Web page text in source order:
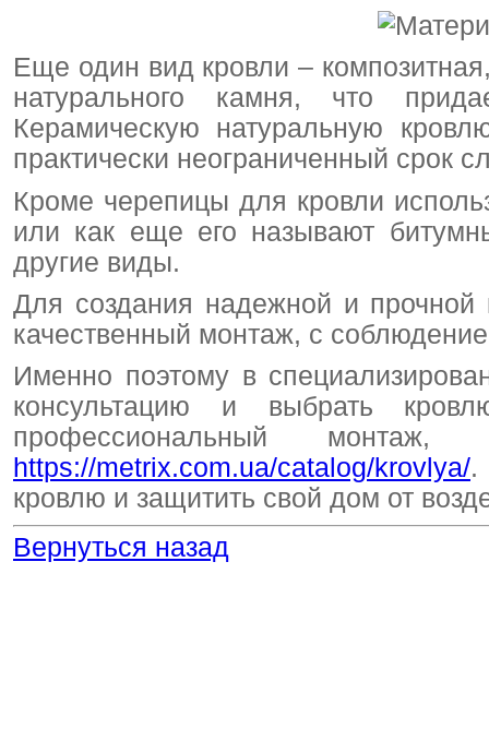
Еще один вид кровли –
натурального камня, что
Керамическую натуральную
практически неограниченный срок
Кроме черепицы для кровли
или как еще его называют
другие виды.
Для создания надежной и
качественный монтаж, с
Именно поэтому в
консультацию и выбрать
профессиональный
https://metrix.com.ua/catalog/krovlya/.
кровлю и защитить свой дом от
Вернуться назад